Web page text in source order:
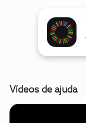
Vídeos de ajuda